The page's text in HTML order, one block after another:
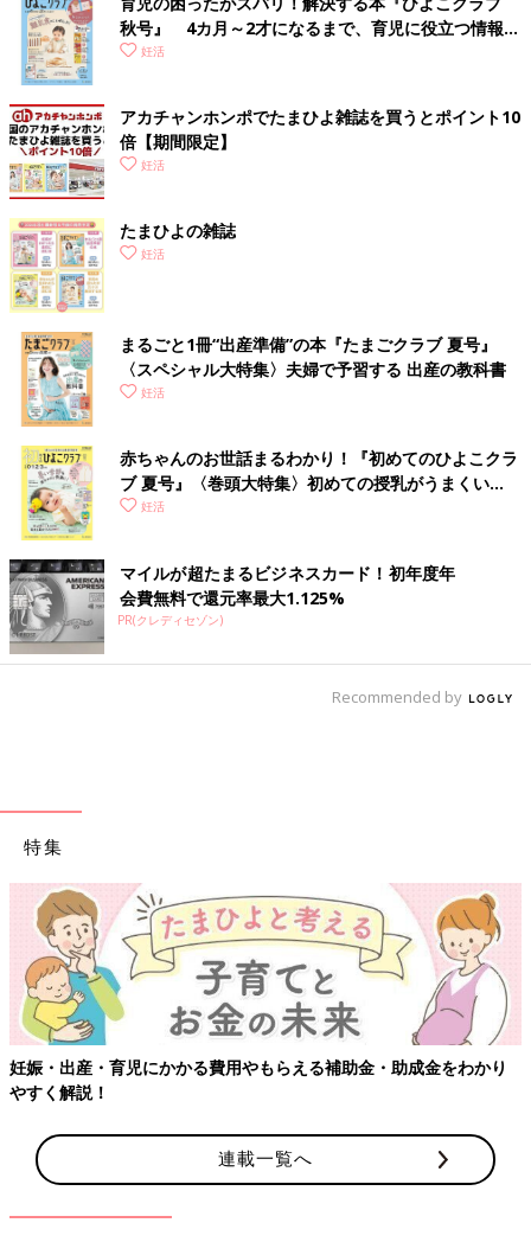
秋号』 4カ月～2才になるまで、育児に役立つ情報が
いっぱい！
妊活
アカチャンホンポでたまひよ雑誌を買うとポイント10
倍【期間限定】
妊活
たまひよの雑誌
妊活
まるごと1冊“出産準備”の本『たまごクラブ 夏号』
〈スペシャル大特集〉夫婦で予習する 出産の教科書
妊活
赤ちゃんのお世話まるわかり！『初めてのひよこクラ
ブ 夏号』〈巻頭大特集〉初めての授乳がうまくい
く！ おっぱい・ミルクの基本と夏のトラブル 解決テ
妊活
マイルが超たまるビジネスカード！初年度年
会費無料で還元率最大1.125%
PR(クレディセゾン)
Recommended by
特集
かかる費用やもらえる補助金・助成金をわかり
【ワクチン接種
連載一覧へ